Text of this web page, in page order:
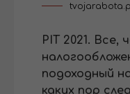
tvojarabota.pl
PIT 2021. Все,
подоходный
каких пор